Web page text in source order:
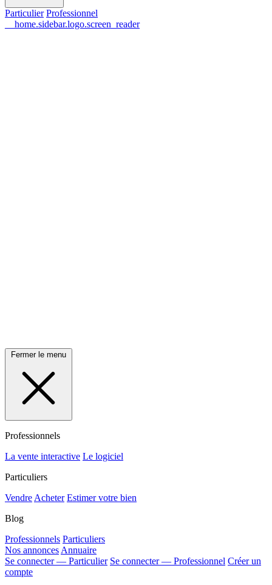
Particulier Professionnel
__home.sidebar.logo.screen_reader
Fermer le menu
Professionnels
La vente interactive Le logiciel
Particuliers
Vendre Acheter Estimer votre bien
Blog
Professionnels Particuliers
Nos annonces Annuaire
Se connecter — Particulier Se connecter — Professionnel Créer un
compte